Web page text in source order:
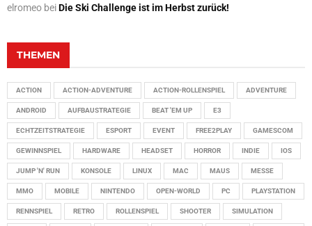
elromeo beiDie Ski Challenge ist im Herbst zurück!
THEMEN
ACTION ACTION-ADVENTURE ACTION-ROLLENSPIEL ADVENTURE
ANDROID AUFBAUSTRATEGIE BEAT 'EM UP E3
ECHTZEITSTRATEGIE ESPORT EVENT FREE2PLAY GAMESCOM
GEWINNSPIEL HARDWARE HEADSET HORROR INDIE IOS
JUMP 'N' RUN KONSOLE LINUX MAC MAUS MESSE
MMO MOBILE NINTENDO OPEN-WORLD PC PLAYSTATION
RENNSPIEL RETRO ROLLENSPIEL SHOOTER SIMULATION